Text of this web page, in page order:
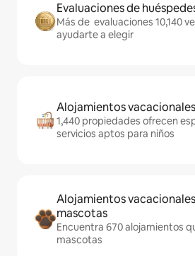
Evaluaciones de
Más de evaluaciones 10,140
ayudarte a elegir
Alojamientos
1,440 propiedades ofrecen
servicios aptos para niños
Alojamientos
mascotas
Encuentra 670 alojamientos
mascotas